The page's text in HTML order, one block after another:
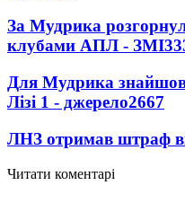
За Мудрика
клубами АПЛ - ЗМІ
Для Мудрика
Лізі 1 - джерело2667
ЛНЗ отримав штраф
Читати коментарі